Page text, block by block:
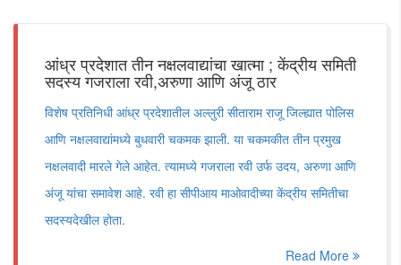
आंध्र प्रदेशात तीन नक्षलवाद्यांचा खात्मा ; केंद्रीय समिती
सदस्य गजराला रवी,अरुणा आणि अंजू ठार
विशेष प्रतिनिधी आंध्र प्रदेशातील अल्लुरी सीताराम राजू जिल्ह्यात पोलिस
आणि नक्षलवाद्यांमध्ये बुधवारी चकमक झाली. या चकमकीत तीन प्रमुख
नक्षलवादी मारले गेले आहेत. त्यामध्ये गजराला रवी उर्फ उदय, अरुणा आणि
अंजू यांचा समावेश आहे. रवी हा सीपीआय माओवादीच्या केंद्रीय समितीचा
सदस्यदेखील होता.
Read More